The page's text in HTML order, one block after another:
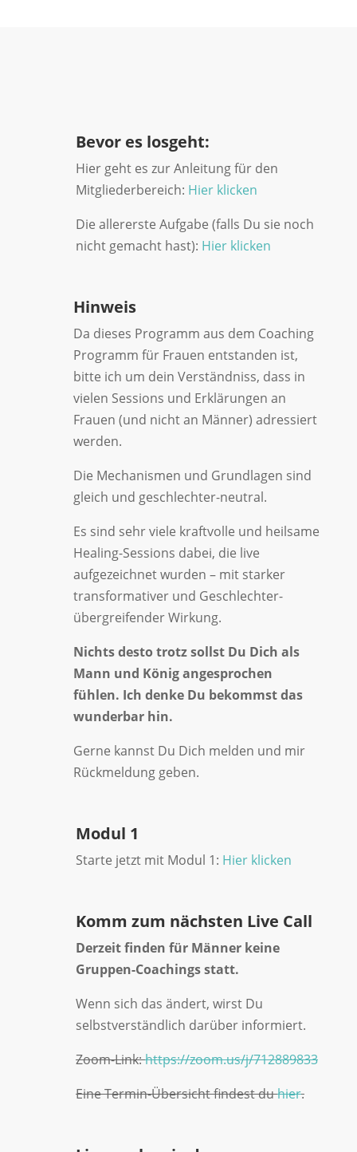
Bevor es losgeht:
Hier geht es zur Anleitung für den
Mitgliederbereich: Hier klicken
Die allererste Aufgabe (falls Du sie noch
nicht gemacht hast): Hier klicken
Hinweis
Da dieses Programm aus dem Coaching
Programm für Frauen entstanden ist,
bitte ich um dein Verständniss, dass in
vielen Sessions und Erklärungen an
Frauen (und nicht an Männer) adressiert
werden.
Die Mechanismen und Grundlagen sind
gleich und geschlechter-neutral.
Es sind sehr viele kraftvolle und heilsame
Healing-Sessions dabei, die live
aufgezeichnet wurden – mit starker
transformativer und Geschlechter-
übergreifender Wirkung.
Nichts desto trotz sollst Du Dich als
Mann und König angesprochen
fühlen. Ich denke Du bekommst das
wunderbar hin.
Gerne kannst Du Dich melden und mir
Rückmeldung geben.
Modul 1
Starte jetzt mit Modul 1: Hier klicken
Komm zum nächsten Live Call
Derzeit finden für Männer keine
Gruppen-Coachings statt.
Wenn sich das ändert, wirst Du
selbstverständlich darüber informiert.
Zoom-Link:https://zoom.us/j/712889833
Eine Termin-Übersicht findest duhier.